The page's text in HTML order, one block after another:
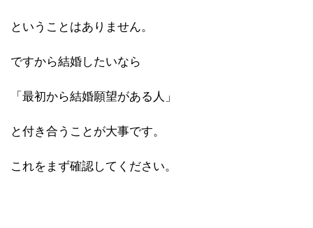
ということはありません。
ですから結婚したいなら
「最初から結婚願望がある人」
と付き合うことが大事です。
これをまず確認してください。